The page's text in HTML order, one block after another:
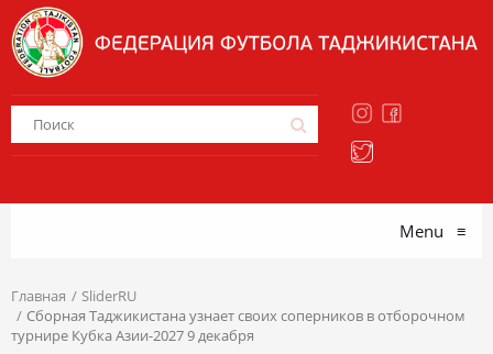
Menu ≡
Главная
SliderRU
Сборная Таджикистана узнает своих соперников в отборочном
турнире Кубка Азии-2027 9 декабря